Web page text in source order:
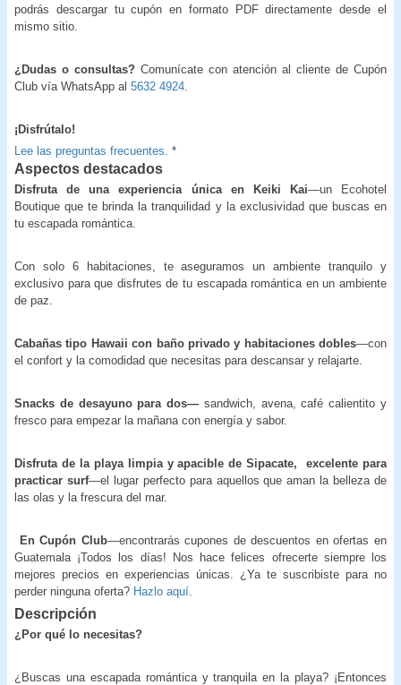
podrás descargar tu cupón en formato PDF directamente desde el
mismo sitio.
¿Dudas o consultas? Comunícate con atención al cliente de Cupón
Club vía WhatsApp al 5632 4924.
¡Disfrútalo!
Lee las preguntas frecuentes. *
Aspectos destacados
Disfruta de una experiencia única en Keiki Kai—un Ecohotel
Boutique que te brinda la tranquilidad y la exclusividad que buscas en
tu escapada romántica.
Con solo 6 habitaciones, te aseguramos un ambiente tranquilo y
exclusivo para que disfrutes de tu escapada romántica en un ambiente
de paz.
Cabañas tipo Hawaii con baño privado y habitaciones dobles—con
el confort y la comodidad que necesitas para descansar y relajarte.
Snacks de desayuno para dos— sandwich, avena, café calientito y
fresco para empezar la mañana con energía y sabor.
Disfruta de la playa limpia y apacible de Sipacate, excelente para
practicar surf—el lugar perfecto para aquellos que aman la belleza de
las olas y la frescura del mar.
En Cupón Club—encontrarás cupones de descuentos en ofertas en
Guatemala ¡Todos los días! Nos hace felices ofrecerte siempre los
mejores precios en experiencias únicas. ¿Ya te suscribiste para no
perder ninguna oferta? Hazlo aquí
Descripción
¿Por qué lo necesitas?
¿Buscas una escapada romántica y tranquila en la playa? ¡Entonces